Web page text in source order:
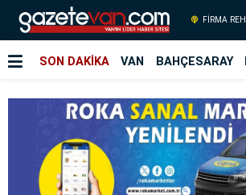
FİRMA
SON DAKİKA VAN BAHÇESARAY